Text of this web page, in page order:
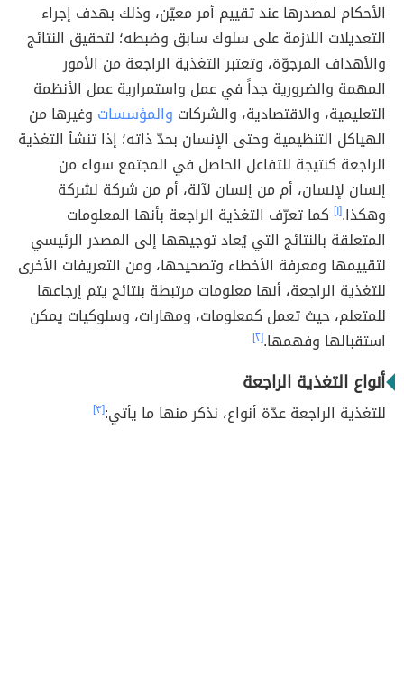
الأحكام لمصدرها عند تقييم أمر معيّن، وذلك بهدف إجراء
التعديلات اللازمة على سلوك سابق وضبطه؛ لتحقيق النتائج
والأهداف المرجوّة، وتعتبر التغذية الراجعة من الأمور
المهمة والضرورية جداً في عمل واستمرارية عمل الأنظمة
التعليمية، والاقتصادية، والشركات والمؤسسات وغيرها من
الهياكل التنظيمية وحتى الإنسان بحدّ ذاته؛ إذا تنشأ التغذية
الراجعة كنتيجة للتفاعل الحاصل في المجتمع سواء من
إنسان لإنسان، أم من إنسان لآلة، أم من شركة لشركة
وهكذا.[١] كما تعرّف التغذية الراجعة بأنها المعلومات
المتعلقة بالنتائج التي يُعاد توجيهها إلى المصدر الرئيسي
لتقييمها ومعرفة الأخطاء وتصحيحها، ومن التعريفات الأخرى
للتغذية الراجعة، أنها معلومات مرتبطة بنتائج يتم إرجاعها
للمتعلم، حيث تعمل كمعلومات، ومهارات، وسلوكيات يمكن
استقبالها وفهمها.[٢]
أنواع التغذية الراجعة
للتغذية الراجعة عدّة أنواع، نذكر منها ما يأتي:[٣]